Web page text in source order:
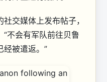
交媒体上发布帖子，
不会有军队前往贝鲁
经被遣返。”